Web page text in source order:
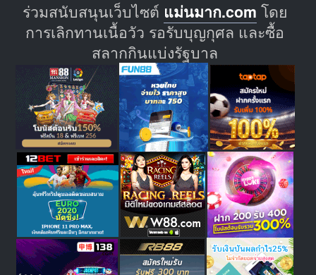
ร่วมสนับสนุนเว็บไซต์ แม่นมาก.com โดย
การเลิกทานเนื้อวัว รอรับบุญกุศล และซื้อ
สลากกินแบ่งรัฐบาล